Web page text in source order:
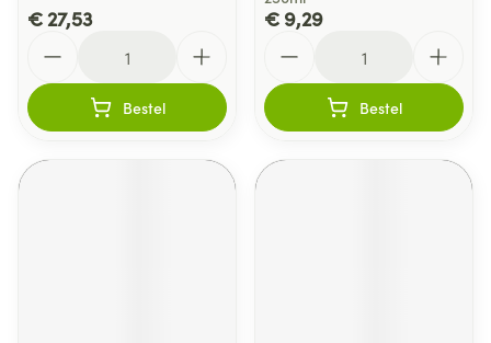
€ 27,53
Bestel
€ 9,29
Bestel